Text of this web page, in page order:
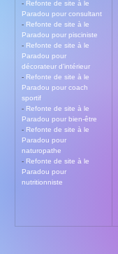
- Refonte de site à le
Paradou pour consultant
- Refonte de site à le
Paradou pour pisciniste
- Refonte de site à le
Paradou pour
décorateur d’intérieur
- Refonte de site à le
Paradou pour coach
sportif
- Refonte de site à le
Paradou pour bien-être
- Refonte de site à le
Paradou pour
naturopathe
- Refonte de site à le
Paradou pour
nutritionniste